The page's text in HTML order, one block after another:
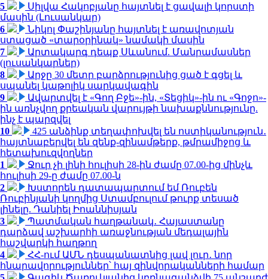
5
Սիլվա Հակոբյանը հայտնել է ցավալի կորստի
մասին (Լուսանկար)
6
Նիկոլ Փաշինյանը հայտնել է առավոտյան
ստացած «տարօրինակ» նամակի մասին
7
Արտակարգ դեպք Սևանում. Մանրամասներ
(լուսանկարներ)
8
Արջը 30 մետր բարձրությունից ցած է գցել և
սպանել կաթոլիկ սարկավագին
9
Ավարտվել է «Գող Բջե»-ին, «Տեցիկ»-ին ու «Գոջո»-
ին առնչվող քրեական վարույթի նախաքննությունը.
ինչ է պարզվել
10
425 անձինք տեղափոխվել են ոստիկանություն․
հայտնաբերվել են զենք-զինամթերք, թմրամիջոց և
հետախուզվողներ
1
Ջուր չի լինի հուլիսի 28-ին ժամը 07.00-ից մինչև
հուլիսի 29-ը ժամը 07.00-ն
2
Խստորեն դատապարտում եմ Ռուբեն
Ռուբինյանի կողմից Ստամբուլում թուրք տեսած
լինելը. Դանիել Իոաննիսյան
3
Պատմական հաղթանակ․ Հայաստանը
դարձավ աշխարհի առաջնության մեդալային
հաշվարկի հաղթող
4
ՀՀ-ում ԱՄՆ դեսպանատնից լավ լուր․ նոր
հնարավորություններ՝ հայ զինվորականների համար